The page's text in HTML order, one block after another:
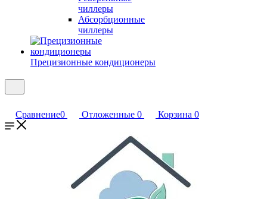
чиллеры
Абсорбционные
чиллеры
Прецизионные кондиционеры
Сравнение0 Отложенные 0 Корзина 0